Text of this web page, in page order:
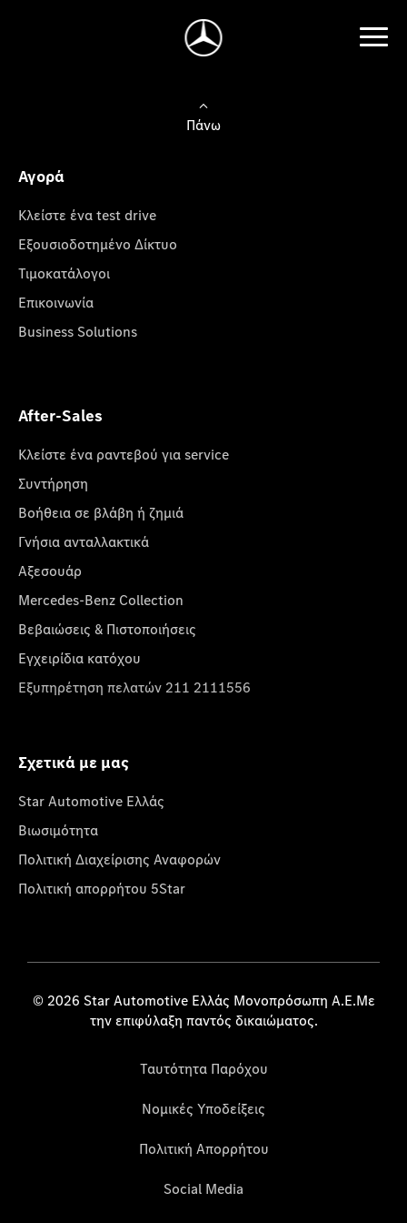
Πάνω
Αγορά
Κλείστε ένα test drive
Εξουσιοδοτημένο Δίκτυο
Τιμοκατάλογοι
Επικοινωνία
Business Solutions
After-Sales
Κλείστε ένα ραντεβού για service
Συντήρηση
Βοήθεια σε βλάβη ή ζημιά
Γνήσια ανταλλακτικά
Αξεσουάρ
Mercedes-Benz Collection
Βεβαιώσεις & Πιστοποιήσεις
Εγχειρίδια κατόχου
Εξυπηρέτηση πελατών 211 2111556
Σχετικά με μας
Star Automotive Ελλάς
Βιωσιμότητα
Πολιτική Διαχείρισης Αναφορών
Πολιτική απορρήτου 5Star
© 2026 Star Automotive Ελλάς Μονοπρόσωπη Α.Ε.Με
την επιφύλαξη παντός δικαιώματος.
Ταυτότητα Παρόχου
Νομικές Υποδείξεις
Πολιτική Απορρήτου
Social Media